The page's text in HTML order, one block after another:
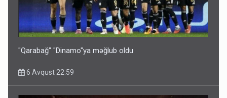
Bu ölkələrə şəxsiyyət vəsiqəsi ilə gedə biləcəksiniz -
SİYAHI
6 Avqust 10:53
"Qarabağ" "Dinamo"ya məğlub oldu
6 Avqust 22:59